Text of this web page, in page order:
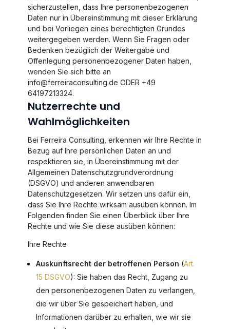
sicherzustellen, dass Ihre personenbezogenen
Daten nur in Übereinstimmung mit dieser Erklärung
und bei Vorliegen eines berechtigten Grundes
weitergegeben werden. Wenn Sie Fragen oder
Bedenken bezüglich der Weitergabe und
Offenlegung personenbezogener Daten haben,
wenden Sie sich bitte an
info@ferreiraconsulting.de ODER +49
64197213324.
Nutzerrechte und
Wahlmöglichkeiten
Bei Ferreira Consulting, erkennen wir Ihre Rechte in
Bezug auf Ihre persönlichen Daten an und
respektieren sie, in Übereinstimmung mit der
Allgemeinen Datenschutzgrundverordnung
(DSGVO) und anderen anwendbaren
Datenschutzgesetzen. Wir setzen uns dafür ein,
dass Sie Ihre Rechte wirksam ausüben können. Im
Folgenden finden Sie einen Überblick über Ihre
Rechte und wie Sie diese ausüben können:
Ihre Rechte
Auskunftsrecht der betroffenen Person (Art.
15 DSGVO): Sie haben das Recht, Zugang zu
den personenbezogenen Daten zu verlangen,
die wir über Sie gespeichert haben, und
Informationen darüber zu erhalten, wie wir sie